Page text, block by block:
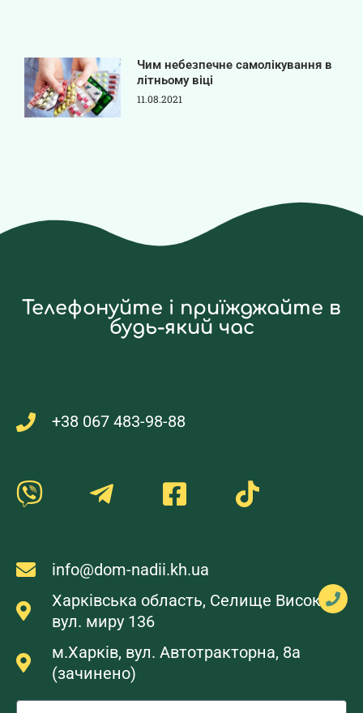
Чим небезпечне самолікування в
літньому віці
11.08.2021
Телефонуйте і приїжджайте в
будь-який час
+38 067 483-98-88
info@dom-nadii.kh.ua
Харківська область, Селище Високий,
вул. миру 136
м.Харків, вул. Автотракторна, 8а
(зачинено)